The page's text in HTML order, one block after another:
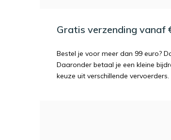
Gratis verzending vanaf
Bestel je voor meer dan 99 euro?
Daaronder betaal je een kleine
keuze uit verschillende vervoerders.